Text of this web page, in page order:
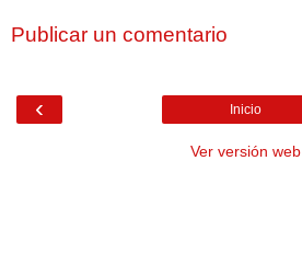
Publicar un comentario
‹ Inicio
Ver versión web